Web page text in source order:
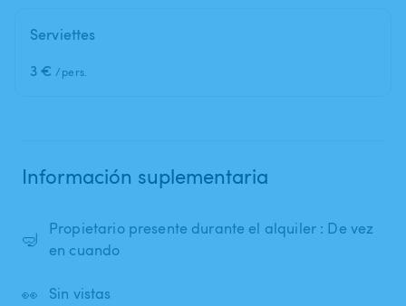
Serviettes
3 € /pers.
Información suplementaria
🤿
Propietario presente durante el alquiler : De vez
en cuando
👀 Sin vistas